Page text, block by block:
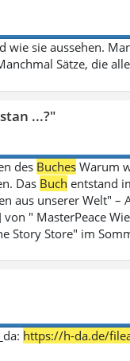
wie sie aussehen.
Sätze, die
...?"
des Buches Warum
Das Buch entstand
aus unserer Welt"
" MasterPeace
Story Store" im
https://h-da.de/